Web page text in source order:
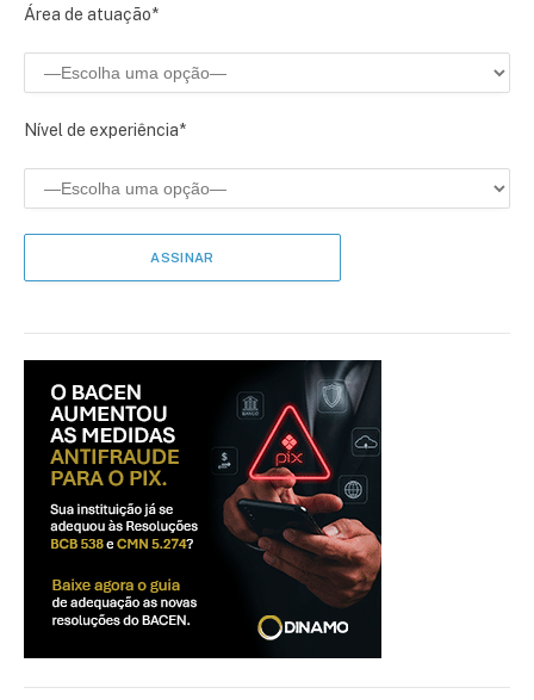
Área de atuação*
Nível de experiência*